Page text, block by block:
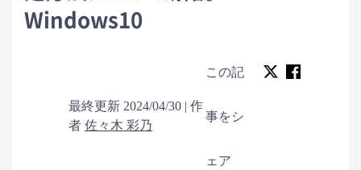
Windows10
最終更新 2024/04/30 | 作
者 佐々木 彩乃
この記
事をシ
ェア